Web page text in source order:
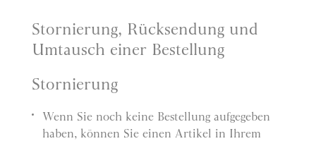
Stornierung, Rücksendung und
Umtausch einer Bestellung
Stornierung
Wenn Sie noch keine Bestellung aufgegeben
haben, können Sie einen Artikel in Ihrem